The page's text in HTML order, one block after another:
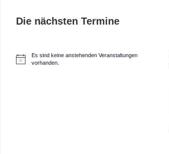
Die nächsten Termine
H
Es sind keine anstehenden Veranstaltungen
vorhanden.